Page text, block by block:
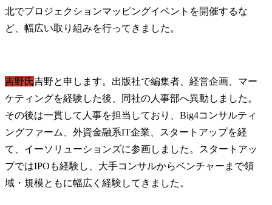
北でプロジェクションマッピングイベントを開催するな
ど、幅広い取り組みを行ってきました。
吉野氏吉野と申します。出版社で編集者、経営企画、マー
ケティングを経験した後、同社の人事部へ異動しました。
その後は一貫して人事を担当しており、Big4コンサルティ
ングファーム、外資金融系IT企業、スタートアップを経
て、イーソリューションズに参画しました。スタートアッ
プではIPOも経験し、大手コンサルからベンチャーまで領
域・規模ともに幅広く経験してきました。